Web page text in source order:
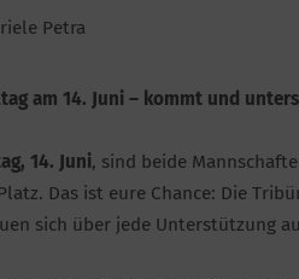
Petra
am 14. Juni – kommt und
14. Juni, sind beide
Das ist eure Chance: Die
sich über jede Unterstützung